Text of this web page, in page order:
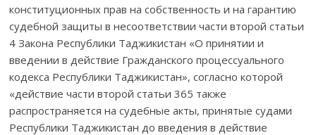
конституционных прав на собственность и на гарантию
судебной защиты в несоответствии части второй статьи
4 Закона Республики Таджикистан «О принятии и
введении в действие Гражданского процессуального
кодекса Республики Таджикистан», согласно которой
«действие части второй статьи 365 также
распространяется на судебные акты, принятые судами
Республики Таджикистан до введения в действие